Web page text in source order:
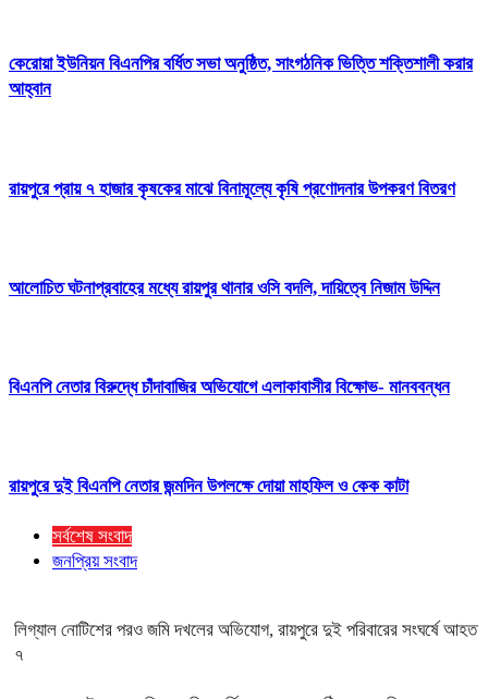
কেরোয়া ইউনিয়ন বিএনপির বর্ধিত সভা অনুষ্ঠিত, সাংগঠনিক ভিত্তি শক্তিশালী করার
আহ্বান
রায়পুরে প্রায় ৭ হাজার কৃষকের মাঝে বিনামূল্যে কৃষি প্রণোদনার উপকরণ বিতরণ
আলোচিত ঘটনাপ্রবাহের মধ্যে রায়পুর থানার ওসি বদলি, দায়িত্বে নিজাম উদ্দিন
বিএনপি নেতার বিরুদ্ধে চাঁদাবাজির অভিযোগে এলাকাবাসীর বিক্ষোভ- মানববন্ধন
রায়পুরে দুই বিএনপি নেতার জন্মদিন উপলক্ষে দোয়া মাহফিল ও কেক কাটা
সর্বশেষ সংবাদ
জনপ্রিয় সংবাদ
লিগ্যাল নোটিশের পরও জমি দখলের অভিযোগ, রায়পুরে দুই পরিবারের সংঘর্ষে আহত
৭